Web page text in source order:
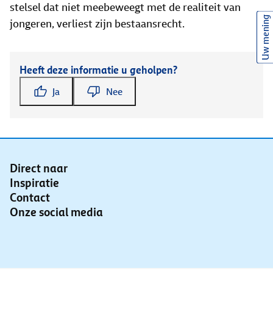
stelsel dat niet meebeweegt met de realiteit van
jongeren, verliest zijn bestaansrecht.
Heeft deze informatie u geholpen?
Ja Nee
Direct naar
Inspiratie
Contact
Onze social media
Uw mening